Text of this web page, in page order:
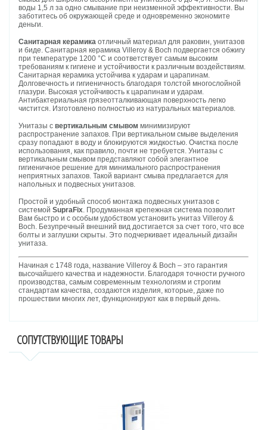
воды 1,5 л за одно смывание при неизменной эффективности. Вы
заботитесь об окружающей среде и одновременно экономите
деньги.
Санитарная керамика отличный материал для раковин, унитазов
и биде. Санитарная керамика Villeroy & Boch подвергается обжигу
при температуре 1200 °C и соответствует самым высоким
требованиям к гигиене и устойчивости к различным воздействиям.
Санитарная керамика устойчива к ударам и царапинам.
Долговечность и гигиеничность благодаря толстой многослойной
глазури. Высокая устойчивость к царапинам и ударам.
Антибактериальная грязеотталкивающая поверхность легко
чистится. Изготовлено полностью из натуральных материалов.
Унитазы свертикальным смывом минимизируют
распространение запахов. При вертикальном смыве выделения
сразу попадают в воду и блокируются жидкостью. Очистка после
использования, как правило, почти не требуется. Унитазы с
вертикальным смывом представляют собой элегантное
гигиеничное решение для минимального распространения
неприятных запахов. Такой вариант смыва предлагается для
напольных и подвесных унитазов.
Простой и удобный способ монтажа подвесных унитазов с
системойSupraFix. Продуманная крепежная система позволит
Вам быстро и с особым удобством установить унитаз Villeroy &
Boch. Безупречный внешний вид достигается за счет того, что все
болты и заглушки скрыты. Это подчеркивает идеальный дизайн
унитаза.
Начиная с 1748 года, название Villeroy & Boch – это гарантия
высочайшего качества и надежности. Благодаря точности ручного
производства, самым современным технологиям и строгим
стандартам качества, создаются изделия, которые, даже по
прошествии многих лет, функционируют как в первый день.
СОПУТСТВУЮЩИЕ ТОВАРЫ